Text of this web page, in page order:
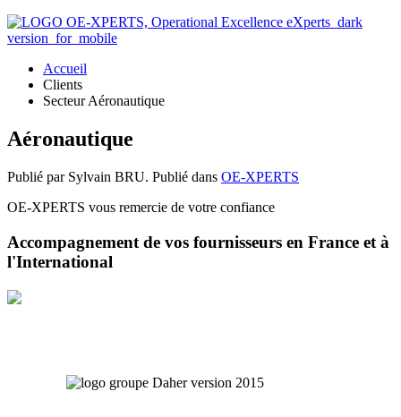
Accueil
Clients
Secteur Aéronautique
Aéronautique
Publié par Sylvain BRU. Publié dans OE-XPERTS
OE-XPERTS vous remercie de votre confiance
Accompagnement de vos fournisseurs en France et à
l'International